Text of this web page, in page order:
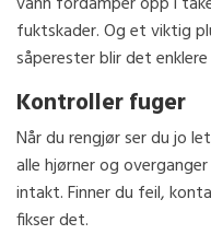
fuktskader. Og et viktig
såperester blir det
Kontroller fuger
Når du rengjør ser du jo
alle hjørner og
intakt. Finner du feil,
fikser det.